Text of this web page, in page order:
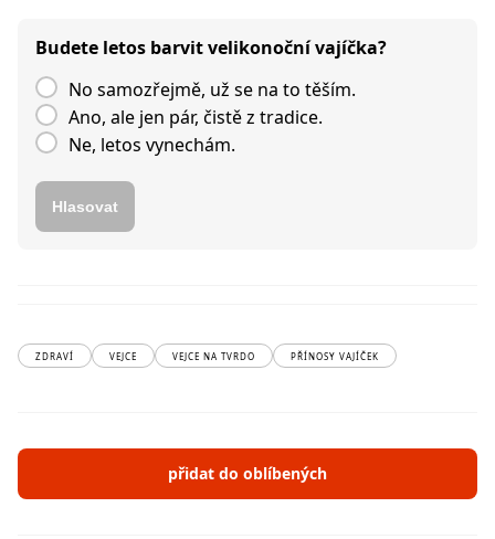
Budete letos barvit velikonoční vajíčka?
No samozřejmě, už se na to těším.
Ano, ale jen pár, čistě z tradice.
Ne, letos vynechám.
Hlasovat
ZDRAVÍ VEJCE VEJCE NA TVRDO PŘÍNOSY VAJÍČEK
přidat do oblíbených